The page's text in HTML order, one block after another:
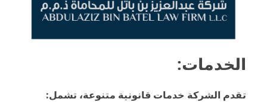
الخدمات:
تقدم الشركة خدمات قانونية متنوعة، تشمل: